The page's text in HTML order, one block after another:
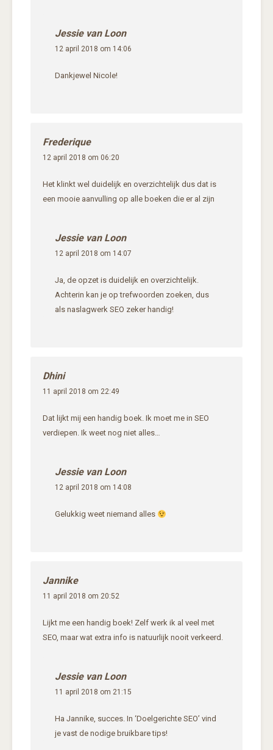
Jessie van Loon
12 april 2018 om 14:06
Dankjewel Nicole!
Frederique
12 april 2018 om 06:20
Het klinkt wel duidelijk en overzichtelijk dus dat is
een mooie aanvulling op alle boeken die er al zijn
Jessie van Loon
12 april 2018 om 14:07
Ja, de opzet is duidelijk en overzichtelijk.
Achterin kan je op trefwoorden zoeken, dus
als naslagwerk SEO zeker handig!
Dhini
11 april 2018 om 22:49
Dat lijkt mij een handig boek. Ik moet me in SEO
verdiepen. Ik weet nog niet alles…
Jessie van Loon
12 april 2018 om 14:08
Gelukkig weet niemand alles
Jannike
11 april 2018 om 20:52
Lijkt me een handig boek! Zelf werk ik al veel met
SEO, maar wat extra info is natuurlijk nooit verkeerd.
Jessie van Loon
11 april 2018 om 21:15
Ha Jannike, succes. In ‘Doelgerichte SEO’ vind
je vast de nodige bruikbare tips!